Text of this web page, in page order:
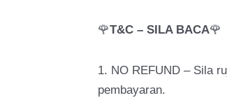
🌹T&C – SILA BACA🌹
1. NO REFUND – Sila
pembayaran.